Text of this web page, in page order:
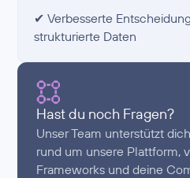
✔ Verbesserte
strukturierte Daten
Hast du noch Fragen?
Unser Team unterstützt
rund um unsere Plattform,
Frameworks und deine